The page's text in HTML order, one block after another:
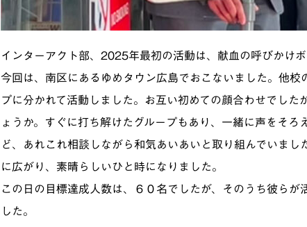
インターアクト部、2025年最初の活動は、献血の呼びかけボ
今回は、南区にあるゆめタウン広島でおこないました。他
プに分かれて活動しました。お互い初めての顔合わせでした
ょうか。すぐに打ち解けたグループもあり、一緒に声をそろ
ど、あれこれ相談しながら和気あいあいと取り組んでいま
に広がり、素晴らしいひと時になりました。
この日の目標達成人数は、６０名でしたが、そのうち彼ら
した。